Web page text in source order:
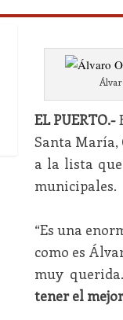
EL PUERTO.-
Santa María,
a la lista
municipales.
“Es una
como es
muy querida.
tener el